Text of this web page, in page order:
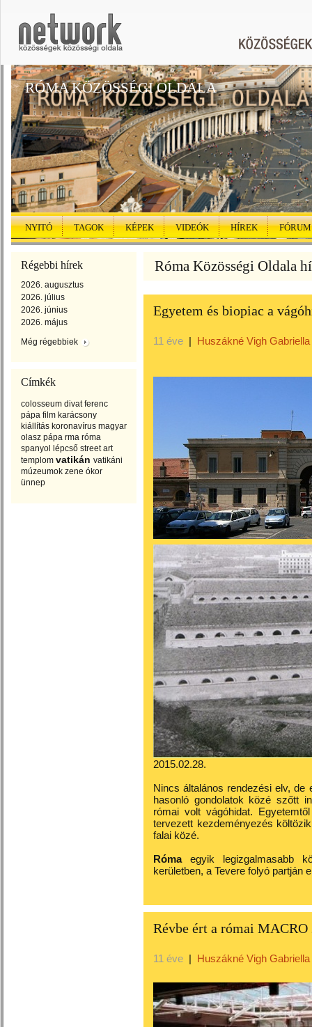
RÓMA KÖZÖSSÉGI OLDALA
NYITÓ TAGOK KÉPEK VIDEÓK HÍREK FÓRUM
Régebbi hírek
2026. augusztus
2026. július
2026. június
2026. május
Még régebbiek
Címkék
colosseum divat ferenc
pápa film karácsony
kiállítás koronavírus magyar
olasz pápa rma róma
spanyol lépcső street art
templom vatikán vatikáni
múzeumok zene ókor
ünnep
Róma Közösségi Oldala
Egyetem és biopiac a
11 éve | Huszákné Vigh Gabriella
2015.02.28.
Nincs általános rendezési elv, de
hasonló gondolatok közé szőtt
római volt vágóhidat.
tervezett kezdeményezés
falai közé.
Rómaegyik legizgalmasabb
kerületben, a Tevere folyó partján
Révbe ért a római MACRO
11 éve | Huszákné Vigh Gabriella